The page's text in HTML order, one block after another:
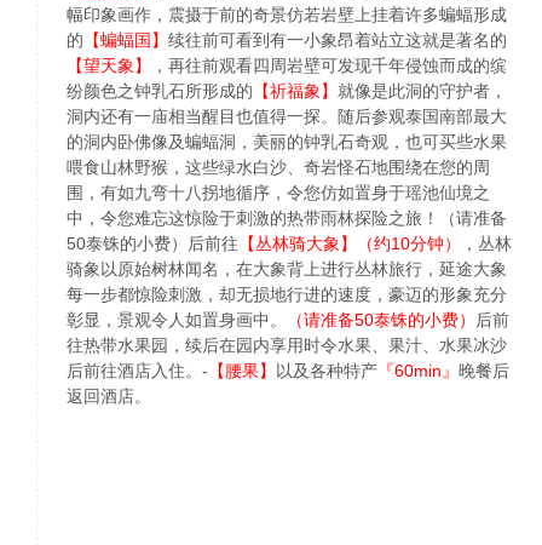
幅印象画作，震摄于前的奇景仿若岩壁上挂着许多蝙蝠形成
的 【蝙蝠国】 续往前可看到有一小象昂着站立这就是著名的
【望天象】
，再往前观看四周岩壁可发现千年侵蚀而成的缤
纷颜色之钟乳石所形成的 【祈福象】 就像是此洞的守护者，
洞内还有一庙相当醒目也值得一探。随后参观泰国南部最大
的洞内卧佛像及蝙蝠洞，美丽的钟乳石奇观，也可买些水果
喂食山林野猴，这些绿水白沙、奇岩怪石地围绕在您的周
围，有如九弯十八拐地循序，令您仿如置身于瑶池仙境之
中，令您难忘这惊险于刺激的热带雨林探险之旅！（请准备
50泰铢的小费）后前往 【丛林骑大象】（约10分钟）
，丛林
骑象以原始树林闻名，在大象背上进行丛林旅行，延途大象
每一步都惊险刺激，却无损地行进的速度，豪迈的形象充分
彰显，景观令人如置身画中。
（请准备50泰铢的小费）
后前
往热带水果园，续后在园内享用时令水果、果汁、水果冰沙
后前往酒店入住。- 【腰果】 以及各种特产 『60min』 晚餐后
返回酒店。